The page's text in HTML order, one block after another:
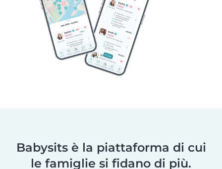
Babysits è la piattaforma di cui
le famiglie si fidano di più.